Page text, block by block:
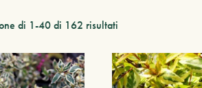
di 1-40 di 162 risultati